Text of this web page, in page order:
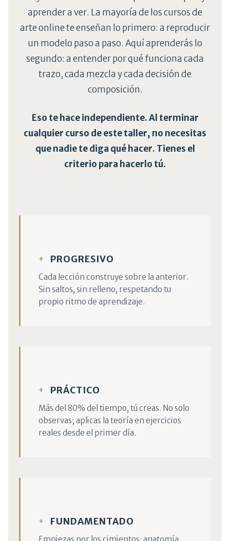
aprender a ver. La mayoría de los cursos de
arte online te enseñan lo primero: a reproducir
un modelo paso a paso. Aquí aprenderás lo
segundo: a entender por qué funciona cada
trazo, cada mezcla y cada decisión de
composición.
Eso te hace independiente. Al terminar
cualquier curso de este taller, no necesitas
que nadie te diga qué hacer. Tienes el
criterio para hacerlo tú.
PROGRESIVO
Cada lección construye sobre la anterior.
Sin saltos, sin relleno, respetando tu
propio ritmo de aprendizaje.
PRÁCTICO
Más del 80% del tiempo, tú creas. No solo
observas; aplicas la teoría en ejercicios
reales desde el primer día.
FUNDAMENTADO